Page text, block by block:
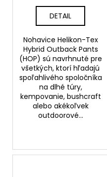
DETAIL
Nohavice Helikon-Tex
Hybrid Outback Pants
(HOP) sú navrhnuté pre
všetkých, ktorí hľadajú
spoľahlivého spoločníka
na dlhé túry,
kempovanie, bushcraft
alebo akékoľvek
outdoorové...